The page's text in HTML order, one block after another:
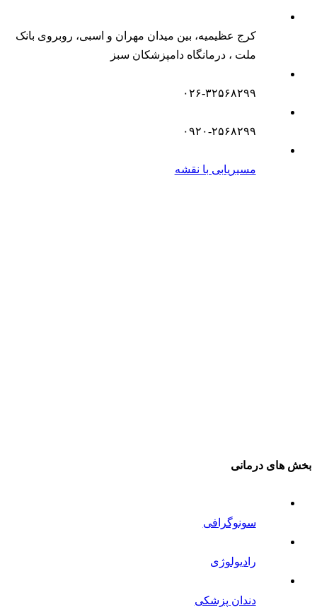
کرج عظیمیه، بین میدان مهران و اسبی، روبروی بانک
ملت ، درمانگاه دامپزشکان سبز
۰۲۶-۳۲۵۶۸۲۹۹
۰۹۲۰-۲۵۶۸۲۹۹
مسیریابی با نقشه
بخش های درمانی
سونوگرافی
رادیولوژی
دندان پزشکی